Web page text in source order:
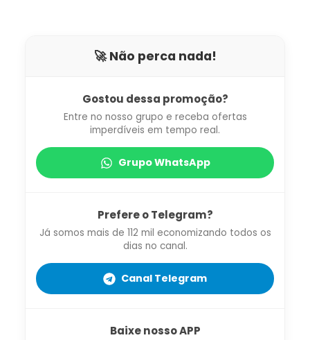
🚀 Não perca nada!
Gostou dessa promoção?
Entre no nosso grupo e receba ofertas
imperdíveis em tempo real.
Grupo WhatsApp
Prefere o Telegram?
Já somos mais de 112 mil economizando todos os
dias no canal.
Canal Telegram
Baixe nosso APP